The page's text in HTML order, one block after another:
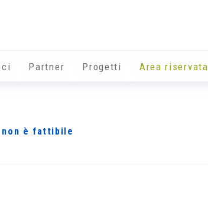
Partner Progetti Area riservata
non è fattibile